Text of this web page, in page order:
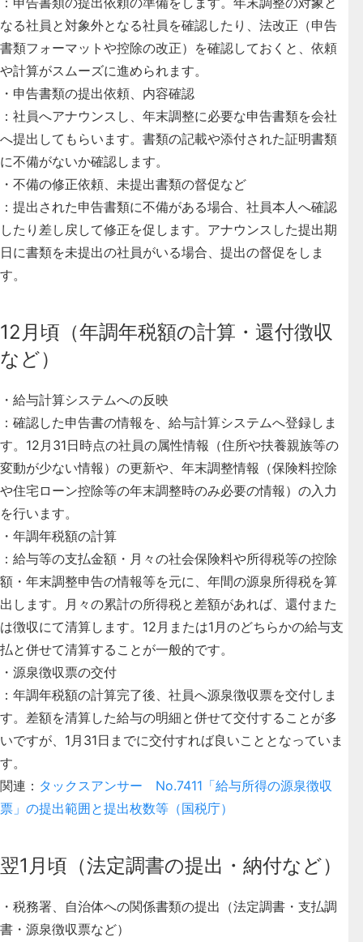
なる社員と対象外となる社員を確認したり、法改正（申告
書類フォーマットや控除の改正）を確認しておくと、依頼
や計算がスムーズに進められます。
・ 申告書類の提出依頼、内容確認
：社員へアナウンスし、年末調整に必要な申告書類を会社
へ提出してもらいます。書類の記載や添付された証明書類
に不備がないか確認します。
・ 不備の修正依頼、未提出書類の督促など
：提出された申告書類に不備がある場合、社員本人へ確認
したり差し戻して修正を促します。アナウンスした提出期
日に書類を未提出の社員がいる場合、提出の督促をしま
す。
12月頃（年調年税額の計算・還付徴収
など）
・ 給与計算システムへの反映
：確認した申告書の情報を、給与計算システムへ登録しま
す。12月31日時点の社員の属性情報（住所や扶養親族等の
変動が少ない情報）の更新や、年末調整情報（保険料控除
や住宅ローン控除等の年末調整時のみ必要の情報）の入力
を行います。
・ 年調年税額の計算
：給与等の支払金額・月々の社会保険料や所得税等の控除
額・年末調整申告の情報等を元に、年間の源泉所得税を算
出します。月々の累計の所得税と差額があれば、還付また
は徴収にて清算します。12月または1月のどちらかの給与支
払と併せて清算することが一般的です。
・ 源泉徴収票の交付
：年調年税額の計算完了後、社員へ源泉徴収票を交付しま
す。差額を清算した給与の明細と併せて交付することが多
いですが、1月31日までに交付すれば良いこととなっていま
す。
関連： タックスアンサー No.7411「給与所得の源泉徴収
票」の提出範囲と提出枚数等（国税庁）
翌1月頃（法定調書の提出・納付など）
・ 税務署、自治体への関係書類の提出（法定調書・支払調
書・源泉徴収票など）